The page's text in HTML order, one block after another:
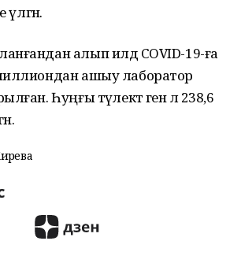
үлгән.
алып илдә COVID-19-ға
ашыу лаборатор
Һуңғы тәүлектә генә лә 238,6